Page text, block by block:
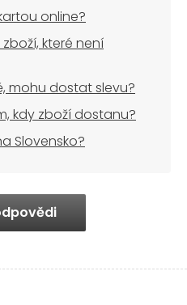
online?
které není
mohu dostat slevu?
kdy zboží dostanu?
Slovensko?